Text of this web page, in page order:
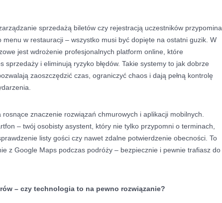
sprzedażą biletów czy rejestracją uczestników przypomina
menu w restauracji – wszystko musi być dopięte na ostatni guzik. W
jest wdrożenie profesjonalnych platform online, które
sprzedaży i eliminują ryzyko błędów. Takie systemy to jak dobrze
zaoszczędzić czas, ograniczyć chaos i dają pełną kontrolę
znaczenie rozwiązań chmurowych i aplikacji mobilnych.
– twój osobisty asystent, który nie tylko przypomni o terminach,
listy gości czy nawet zdalne potwierdzenie obecności. To
z Google Maps podczas podróży – bezpiecznie i pewnie trafiasz do
– czy technologia to na pewno rozwiązanie?